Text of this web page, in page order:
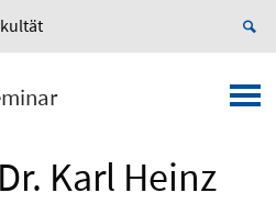
Karl Heinz